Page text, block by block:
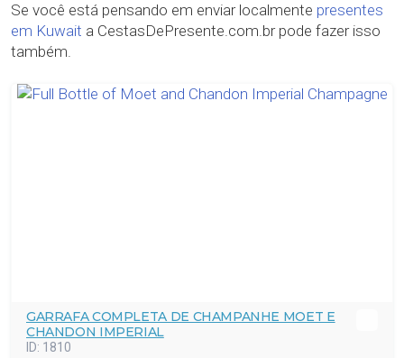
Se você está pensando em enviar localmente presentes
em Kuwait a CestasDePresente.com.br pode fazer isso
também.
GARRAFA COMPLETA DE CHAMPANHE MOET E
CHANDON IMPERIAL
ID: 1810